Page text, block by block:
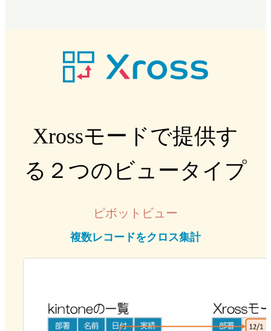
Xrossモードで提供す
る２つのビュータイプ
ピボットビュー
複数レコードをクロス集計